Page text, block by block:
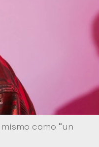
como “un